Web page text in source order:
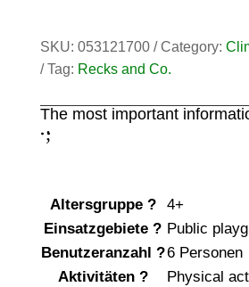
SKU: 053121700 Category:
Tag: Recks and Co.
The most important
:
;
Altersgruppe ?
4+
Einsatzgebiete ? Public
Benutzeranzahl ?6 Personen
Aktivitäten ? Physical